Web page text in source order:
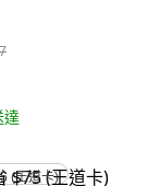
達
(王道卡)